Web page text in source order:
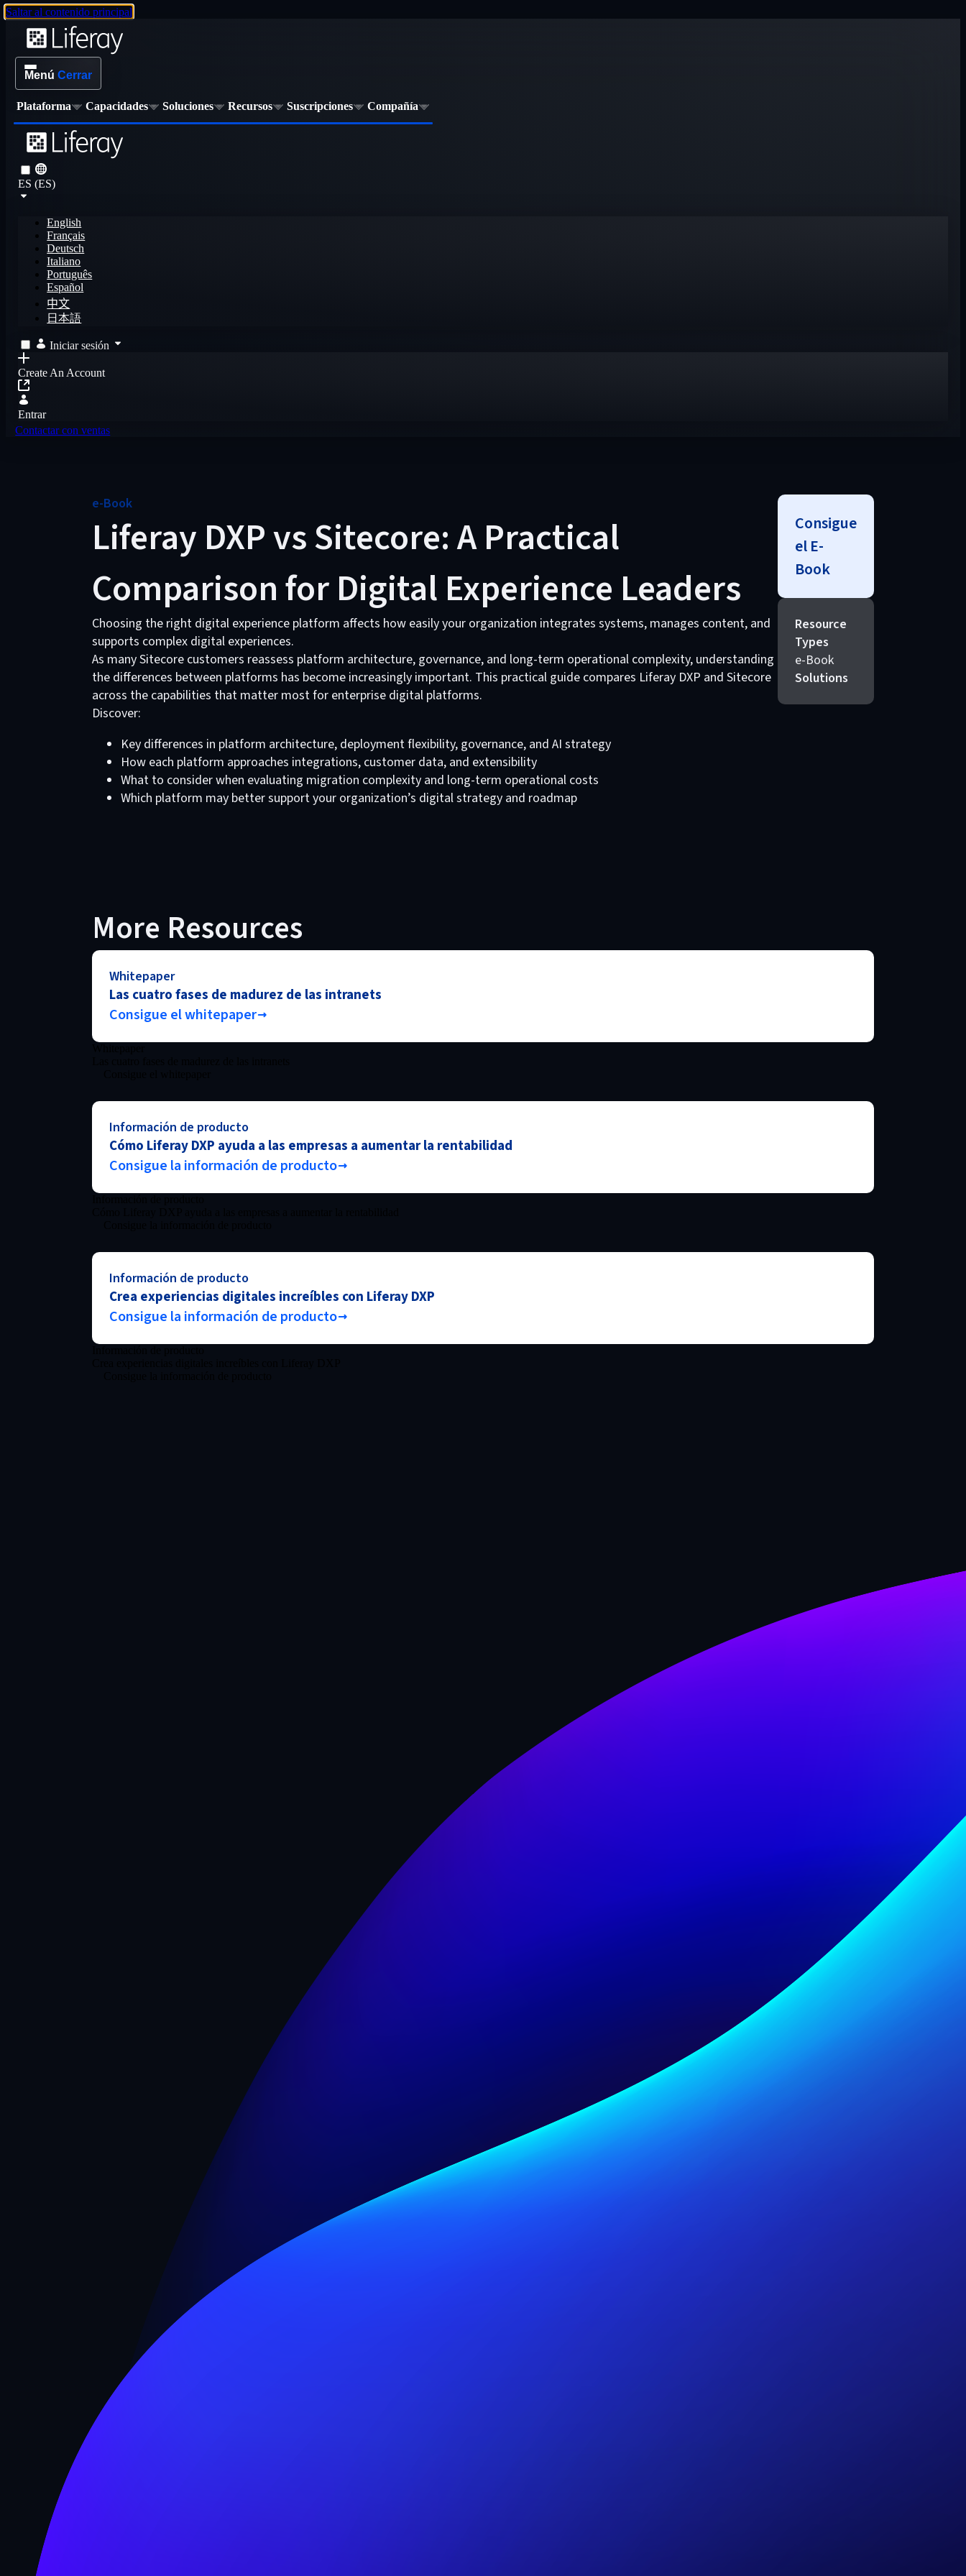
Saltar al contenido principal
Menú Cerrar
Plataforma Capacidades Soluciones Recursos Suscripciones Compañía
ES (ES)
English
Français
Deutsch
Italiano
Português
Español
中文
日本語
Iniciar sesión
Create An Account
Entrar
Contactar con ventas
e-Book
Liferay DXP vs Sitecore: A Practical
Comparison for Digital Experience Leaders
Choosing the right digital experience platform affects how easily your organization integrates systems, manages content, and
supports complex digital experiences.
As many Sitecore customers reassess platform architecture, governance, and long-term operational complexity, understanding
the differences between platforms has become increasingly important. This practical guide compares Liferay DXP and Sitecore
across the capabilities that matter most for enterprise digital platforms.
Discover:
Key differences in platform architecture, deployment flexibility, governance, and AI strategy
How each platform approaches integrations, customer data, and extensibility
What to consider when evaluating migration complexity and long-term operational costs
Which platform may better support your organization’s digital strategy and roadmap
Consigue
el E-
Book
Resource
Types
e-Book
Solutions
More Resources
Whitepaper
Las cuatro fases de madurez de las intranets
Consigue el whitepaper
Información de producto
Cómo Liferay DXP ayuda a las empresas a aumentar la rentabilidad
Consigue la información de producto
Información de producto
Crea experiencias digitales increíbles con Liferay DXP
Consigue la información de producto